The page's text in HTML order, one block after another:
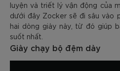
luyện và triết lý vận động của
dưới đây Zocker sẽ đi sâu vào
hai dòng giày này, từ đó giúp
suốt nhất.
Giày chạy bộ đệm dày